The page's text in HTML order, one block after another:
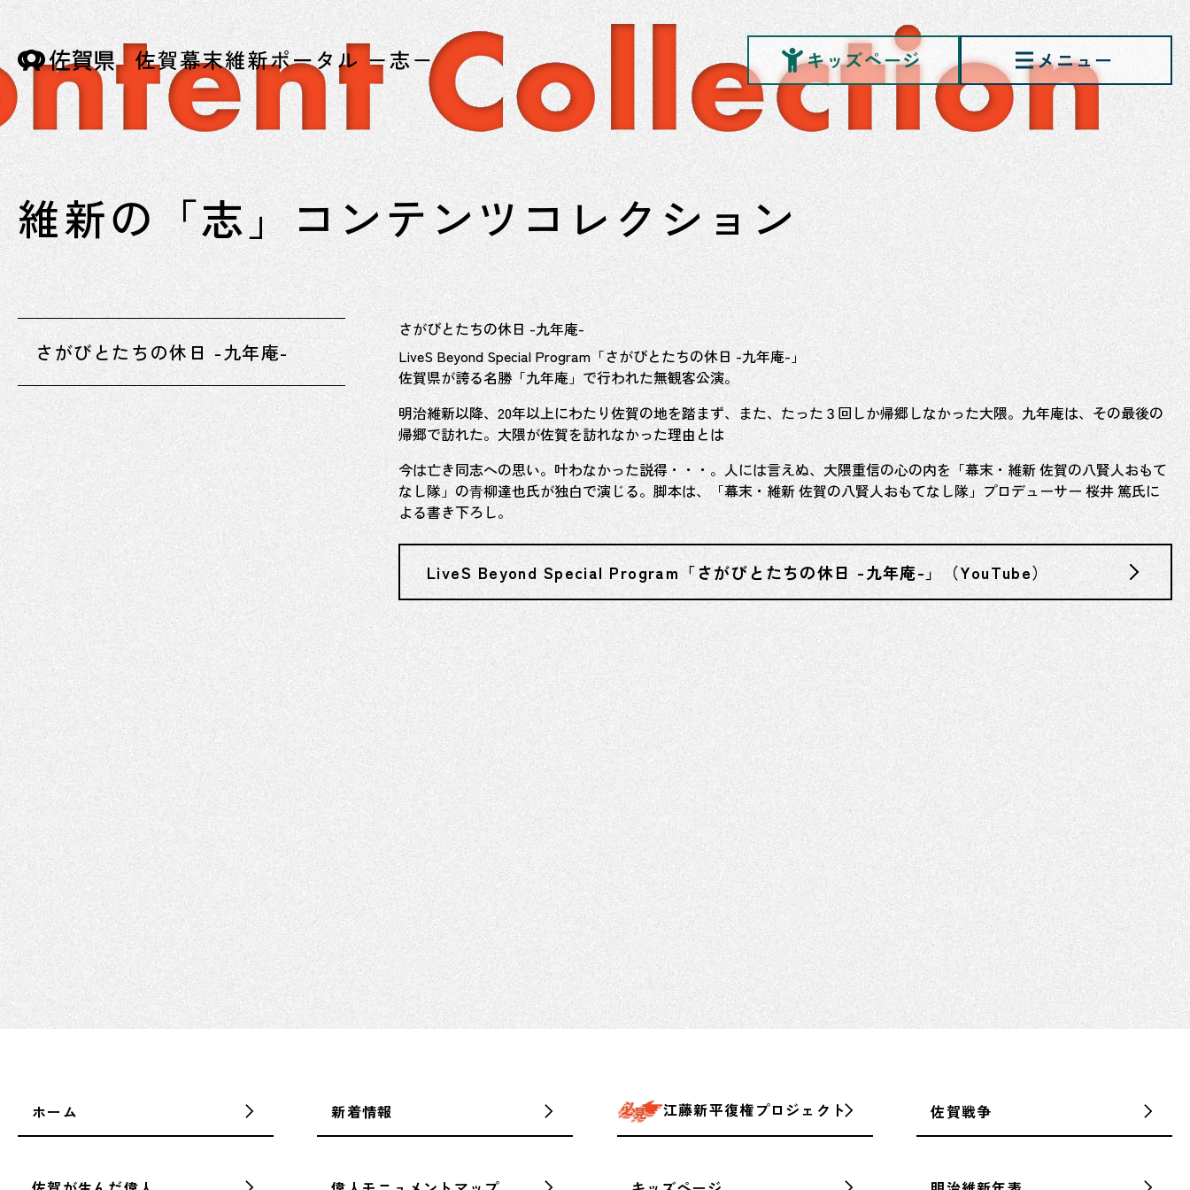
ホーム
新着情報
佐賀戦争
佐賀が
偉人モ
キッズ
明治維
キッズページ
維新の「志」コンテンツコレクション
さがびとたちの休日 -九年庵-
さがびとたちの休日 -九年庵-
LiveS Beyond Special Program「さがびとたちの休日 -九年庵-」
佐賀県が誇る名勝「九年庵」で行われた無観客公演。
明治維新以降、20年以上にわたり佐賀の地を踏まず、また、たった３回しか帰郷しなかった大隈。九年庵は、その最後の
帰郷で訪れた。大隈が佐賀を訪れなかった理由とは
今は亡き同志への思い。叶わなかった説得・・・。人には言えぬ、大隈重信の心の内を「幕末・維新 佐賀の八賢人おもて
なし隊」の⻘柳達也氏が独白で演じる。脚本は、「幕末・維新 佐賀の八賢人おもてなし隊」プロデューサー 桜井 篤氏に
よる書き下ろし。
LiveS Beyond Special Program「さがびとたちの休日 -九年庵-」（YouTube）
ホーム 新着情報 江藤新平復権プロジェクト 佐賀戦争